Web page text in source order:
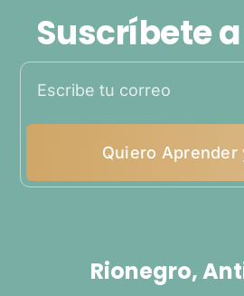
Suscríbete
Quiero Aprender
Rionegro,